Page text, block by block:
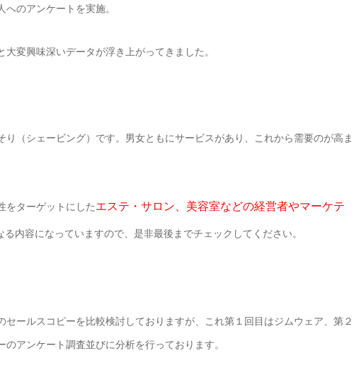
のアンケートを実施。
変興味深いデータが浮き上がってきました。
り（シェービング）です。男女ともにサービスがあり、これから需要のが高ま
をターゲットにしたエステ・サロン、美容室などの経営者やマーケテ
る内容になっていますので、是非最後までチェックしてください。
セールスコピーを比較検討しておりますが、これ第１回目はジムウェア、第２
アンケート調査並びに分析を行っております。